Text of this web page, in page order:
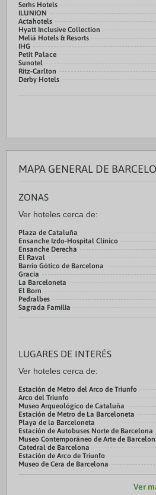
Serhs Hotels
ILUNION
Actahotels
Hyatt Inclusive Collection
Meliá Hotels & Resorts
IHG
Petit Palace
Sunotel
Ritz-Carlton
Derby Hotels
MAPA GENERAL DE
ZONAS
Ver hoteles cerca de:
Plaza de Cataluña
Ensanche Izdo-Hospital Clínico
Ensanche Derecha
El Raval
Barrio Gótico de Barcelona
Gracia
La Barceloneta
El Born
Pedralbes
Sagrada Familia
LUGARES DE INTERÉS
Ver hoteles cerca de:
Estación de Metro del Arco de Triunfo
Arco del Triunfo
Museo Arqueológico de Cataluña
Estación de Metro de La Barceloneta
Playa de la Barceloneta
Estación de Autobuses Norte de Barcelona
Museo Contemporáneo de Arte de
Catedral de Barcelona
Estación de Arco de Triunfo
Museo de Cera de Barcelona
Ver